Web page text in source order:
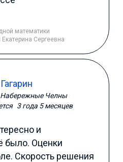
математики
Екатерина Сергеевна
Набережные Челны
3 года 5 месяцев
и
было. Оценки
Скорость решения